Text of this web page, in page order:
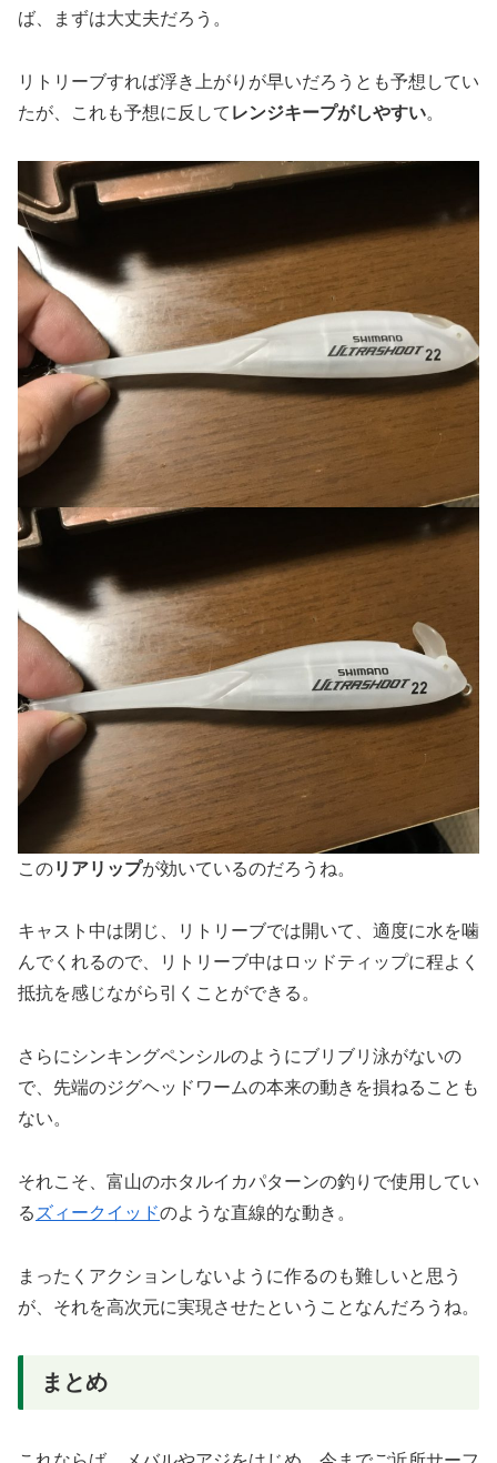
ば、まずは大丈夫だろう。
リトリーブすれば浮き上がりが早いだろうとも予想してい
たが、これも予想に反して レンジキープがしやすい。
このリアリップが効いているのだろうね。
キャスト中は閉じ、リトリーブでは開いて、適度に水を噛
んでくれるので、リトリーブ中はロッドティップに程よく
抵抗を感じながら引くことができる。
さらにシンキングペンシルのようにブリブリ泳がないの
で、先端のジグヘッドワームの本来の動きを損ねることも
ない。
それこそ、富山のホタルイカパターンの釣りで使用してい
る ズィークイッドのような直線的な動き。
まったくアクションしないように作るのも難しいと思う
が、それを高次元に実現させたということなんだろうね。
まとめ